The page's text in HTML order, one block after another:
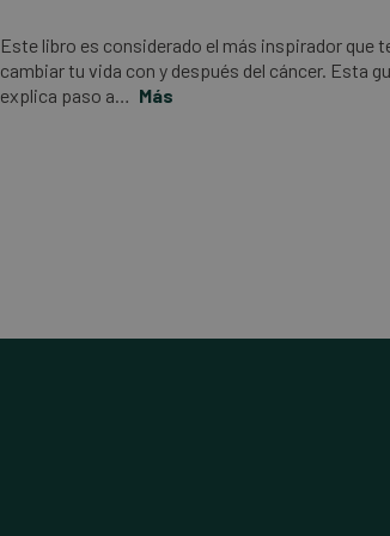
Este libro es considerado el más inspirador que
cambiar tu vida con y después del cáncer. Esta
explica paso a… Más